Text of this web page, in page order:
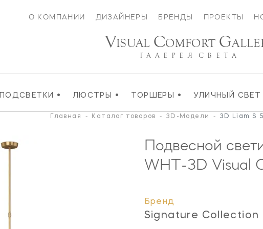
О КОМПАНИИ ДИЗАЙНЕРЫ БРЕНДЫ ПРОЕКТЫ
ПОДСВЕТКИ • ЛЮСТРЫ • ТОРШЕРЫ • УЛИЧНЫЙ СВЕТ
VISUAL COMFORT G
ГАЛЕРЕЯ СВЕТА
Главная - Каталог товаров - 3D-Модели - 3D Liam S
Подвесной
WHT-3D Visual
Бренд
Signature Collection